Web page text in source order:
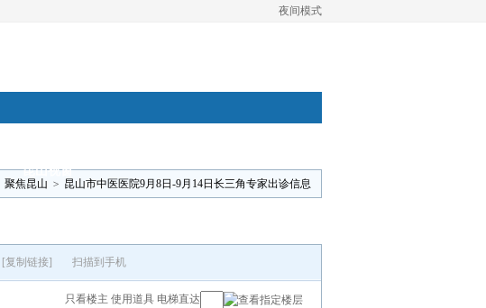
夜间模式
昆山视窗
聚焦昆山 > 昆山市中医医院9月8日-9月14日长三角专家出诊信息
[复制链接] 扫描到手机
只看楼主 使用道具 电梯直达